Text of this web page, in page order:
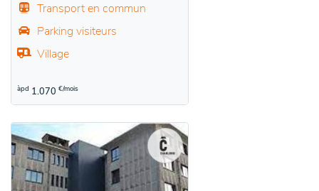
Transport en commun
Parking visiteurs
Village
àpd 1.070 €/mois